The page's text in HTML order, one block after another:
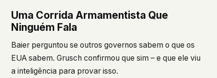
Uma Corrida Armamentista Que
Ninguém Fala
Baier perguntou se outros governos sabem o que os
EUA sabem. Grusch confirmou que sim – e que ele viu
a inteligência para provar isso.